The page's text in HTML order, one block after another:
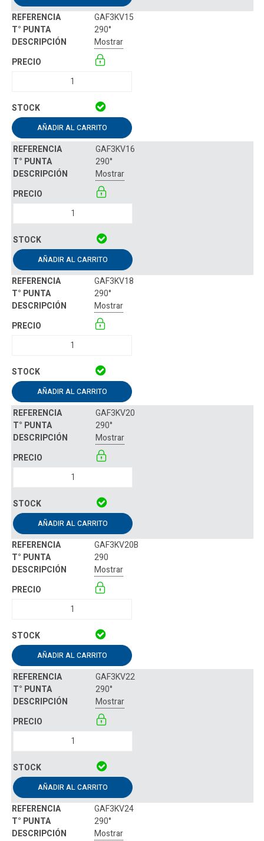
GAF3KV15
290°
Mostrar
AÑADIR AL CARRITO
GAF3KV16
290°
Mostrar
AÑADIR AL CARRITO
GAF3KV18
290°
Mostrar
AÑADIR AL CARRITO
GAF3KV20
290°
Mostrar
AÑADIR AL CARRITO
GAF3KV20B
290
Mostrar
AÑADIR AL CARRITO
GAF3KV22
290°
Mostrar
AÑADIR AL CARRITO
GAF3KV24
290°
Mostrar